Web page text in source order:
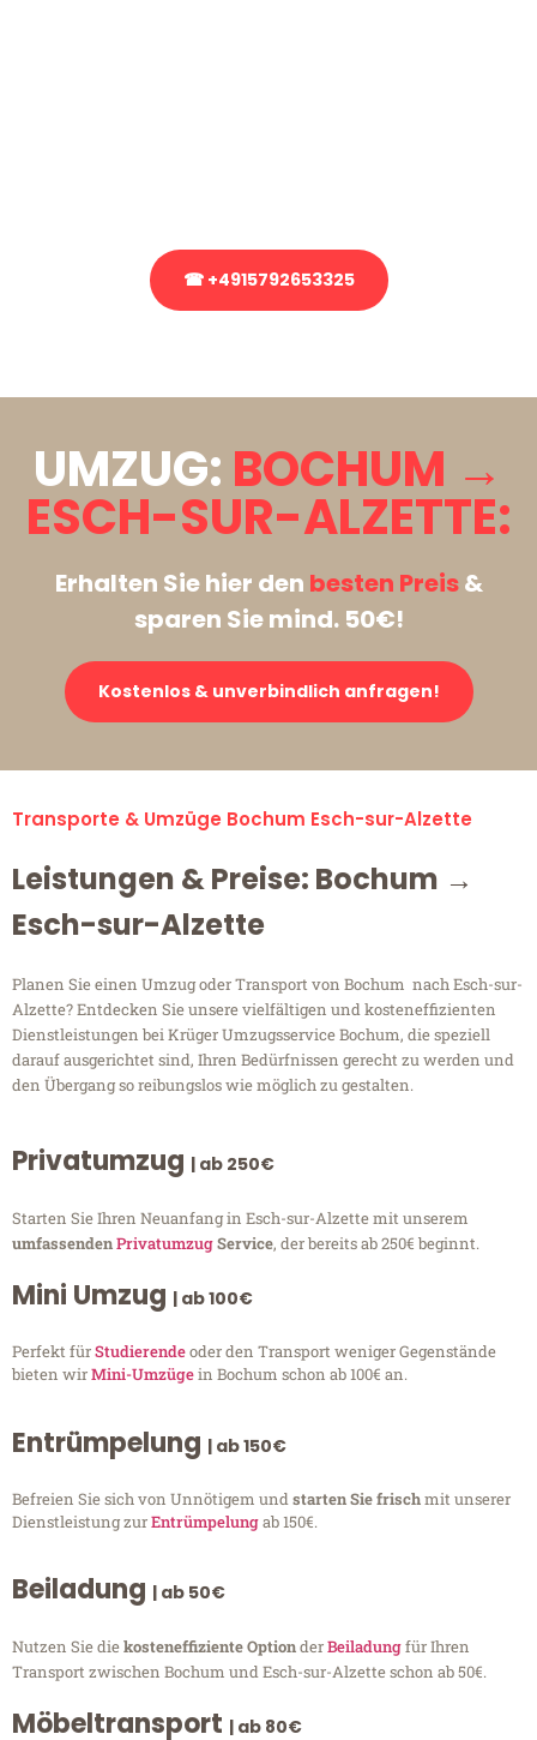
☎ +4915792653325
UMZUG: BOCHUM →
ESCH-SUR-ALZETTE:
Erhalten Sie hier den besten Preis&
sparen Sie mind. 50€!
Kostenlos & unverbindlich anfragen!
Transporte & Umzüge Bochum Esch-sur-Alzette
Leistungen & Preise: Bochum →
Esch-sur-Alzette
Planen Sie einen Umzug oder Transport von Bochum nach Esch-sur-
Alzette? Entdecken Sie unsere vielfältigen und kosteneffizienten
Dienstleistungen bei Krüger Umzugsservice Bochum, die speziell
darauf ausgerichtet sind, Ihren Bedürfnissen gerecht zu werden und
den Übergang so reibungslos wie möglich zu gestalten.
Privatumzug | ab 250€
Starten Sie Ihren Neuanfang in Esch-sur-Alzette mit unserem
umfassendenPrivatumzugService, der bereits ab 250€ beginnt.
Mini Umzug | ab 100€
Perfekt fürStudierendeoder den Transport weniger Gegenstände
bieten wirMini-Umzügein Bochum schon ab 100€ an.
Entrümpelung | ab 150€
Befreien Sie sich von Unnötigem undstarten Sie frischmit unserer
Dienstleistung zurEntrümpelungab 150€.
Beiladung | ab 50€
Nutzen Sie diekosteneffiziente OptionderBeiladungfür Ihren
Transport zwischen Bochum und Esch-sur-Alzette schon ab 50€.
Möbeltransport | ab 80€